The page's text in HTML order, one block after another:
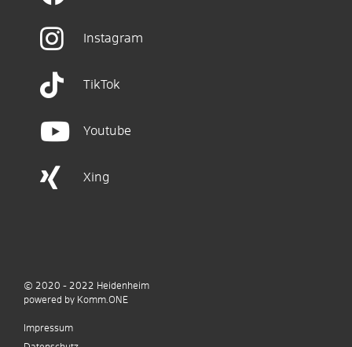
Instagram
TikTok
Youtube
Xing
© 2020 - 2022 Heidenheim
powered by Komm.ONE
Impressum